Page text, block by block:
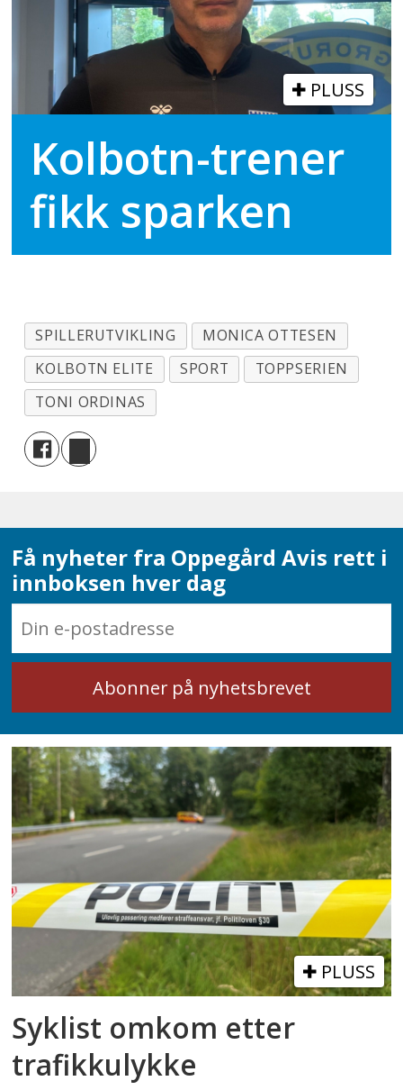
PLUSS
Kolbotn-trener
fikk sparken
SPILLERUTVIKLING
MONICA OTTESEN
KOLBOTN ELITE
SPORT
TOPPSERIEN
TONI ORDINAS
Få nyheter fra Oppegård Avis rett i
innboksen hver dag
PLUSS
Syklist omkom etter
trafikkulykke